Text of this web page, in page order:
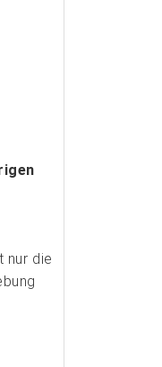
nur die